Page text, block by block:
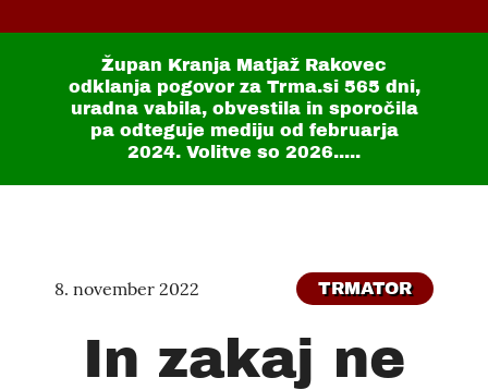
Župan Kranja Matjaž Rakovec
odklanja pogovor za Trma.si 565 dni,
uradna vabila, obvestila in sporočila
pa odteguje mediju od februarja
2024. Volitve so 2026.....
8. november 2022 TRMATOR
In zakaj ne